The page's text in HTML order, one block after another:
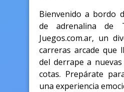
Bienvenido a bordo
de adrenalina de
Juegos.com.ar, un
carreras arcade que
del derrape a
cotas. Prepárate
una experiencia